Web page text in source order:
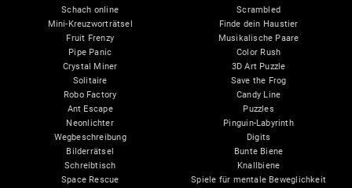
Schach online
Mini-Kreuzworträtsel
Fruit Frenzy
Pipe Panic
Crystal Miner
Solitaire
Robo Factory
Ant Escape
Neonlichter
Wegbeschreibung
Bilderrätsel
Schreibtisch
Space Rescue
Scrambled
Finde dein Haustier
Musikalische Paare
Color Rush
3D Art Puzzle
Save the Frog
Candy Line
Puzzles
Pinguin-Labyrinth
Digits
Bunte Biene
Knallbiene
Spiele für mentale Beweglichkeit